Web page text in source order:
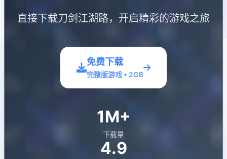
直接下载刀剑江湖路，开启精彩的游戏之旅
免费下载
完整版游戏 • 2GB
1M+
下载量
4.9